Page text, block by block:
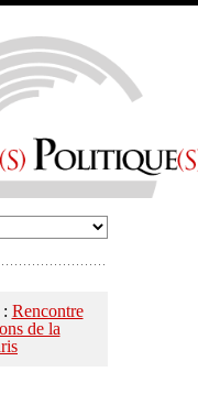
Rencontre
de la